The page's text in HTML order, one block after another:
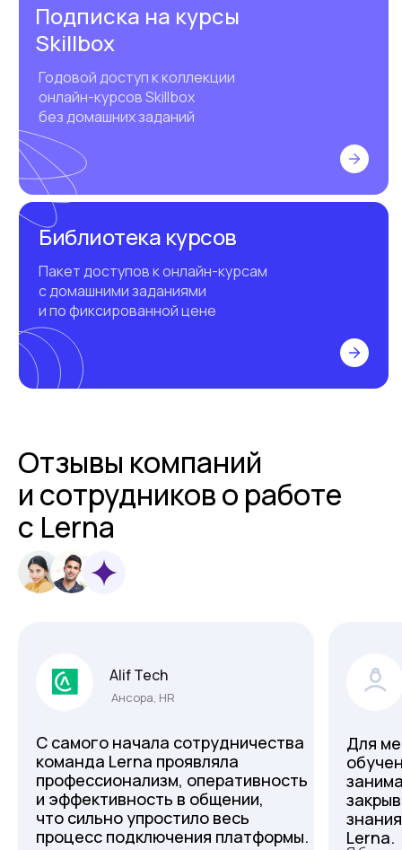
Подписка на курсы
Skillbox
Годовой доступ к коллекции
онлайн-курсов Skillbox
без домашних заданий
Библиотека курсов
Пакет доступов к онлайн-курсам
с домашними заданиями
и по фиксированной цене
Отзывы компаний
и сотрудников о работе
с Lerna
Alif Tech
С самого начала сотрудничества
команда Lerna проявляла
профессионализм, оперативность
и эффективность в общении,
что сильно упростило весь
процесс подключения платформы.
Ансора, HR
Для
Lerna.